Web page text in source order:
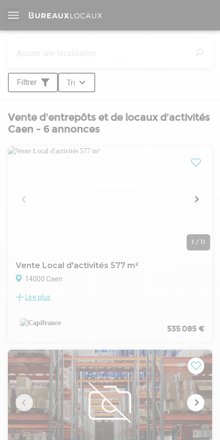
Filtrer Tri
Vente d'entrepôts et de locaux d'activités
Caen - 6 annonces
1 / 11
Vente Local d'activités 577 m²
14000 Caen
Situé dans un village d'entreprises entièrement réhabilité, ce
et aux principales zones d'activité.
Accès rapide aux grands axes :
RN13 Cherbourg en 1h30
Transports en commun : bus à 2 min à pied, tramway
“Campus 2” à 10 min. Environnement sécurisé : ouverture en
journée, fermeture par portail motorisé la nuit.
Un espace modulable et fonctionnel
• 577 m² dont 96 m² de mezzanine lumineuse et 21 m² en
sous-sol
• Hauteur sous égout de 7,25 m, idéale pour stockage,
showroom ou mezzanine supplémentaire
Lire plus
535 085 €